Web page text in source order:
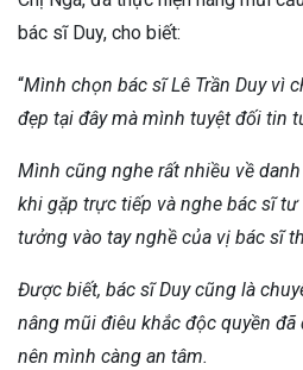
bác sĩ Duy, cho biết:
“Mình chọn bác sĩ Lê Trần Duy vì
đẹp tại đây mà mình tuyệt đối tin
Mình cũng nghe rất nhiều về
khi gặp trực tiếp và nghe bác sĩ
tưởng vào tay nghề của vị bác sĩ
Được biết, bác sĩ Duy cũng là
nâng mũi điêu khắc độc quyền
nên mình càng an tâm.